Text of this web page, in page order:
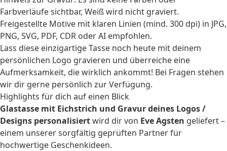
Farbverläufe sichtbar, Weiß wird nicht graviert.
Freigestellte Motive mit klaren Linien (mind. 300 dpi) in JPG,
PNG, SVG, PDF, CDR oder AI empfohlen.
Lass diese einzigartige Tasse noch heute mit deinem
persönlichen Logo gravieren und überreiche eine
Aufmerksamkeit, die wirklich ankommt! Bei Fragen stehen
wir dir gerne persönlich zur Verfügung.
Highlights für dich auf einen Blick
Glastasse mit Eichstrich und Gravur deines Logos /
Designs personalisiertwird dir von Eve Agsten geliefert –
einem unserer sorgfältig geprüften Partner für
hochwertige Geschenkideen.